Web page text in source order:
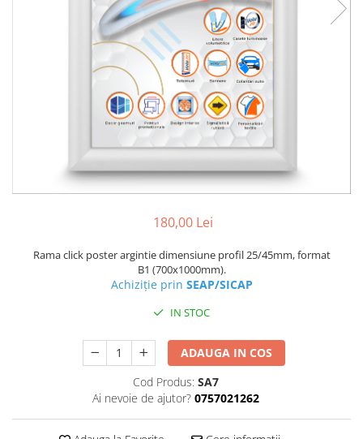
180,00 Lei
Rama click poster argintie dimensiune profil 25/45mm, format
B1 (700x1000mm).
Achiziție prin SEAP/SICAP
IN STOC
ADAUGA IN COS
Cod Produs: SA7
Ai nevoie de ajutor? 0757021262